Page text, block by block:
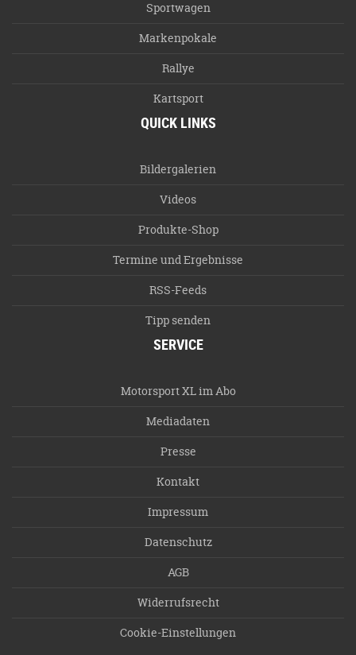
Sportwagen
Markenpokale
Rallye
Kartsport
QUICK LINKS
Bildergalerien
Videos
Produkte-Shop
Termine und Ergebnisse
RSS-Feeds
Tipp senden
SERVICE
Motorsport XL im Abo
Mediadaten
Presse
Kontakt
Impressum
Datenschutz
AGB
Widerrufsrecht
Cookie-Einstellungen